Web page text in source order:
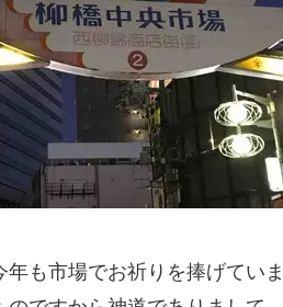
も市場でお祈りを捧げていま